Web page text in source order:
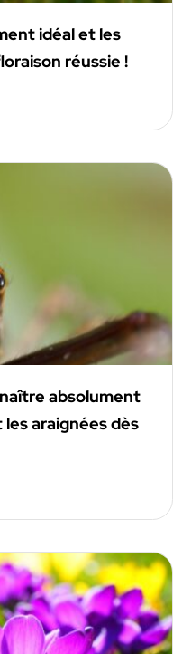
idéal et les
réussie !
absolument
araignées dès